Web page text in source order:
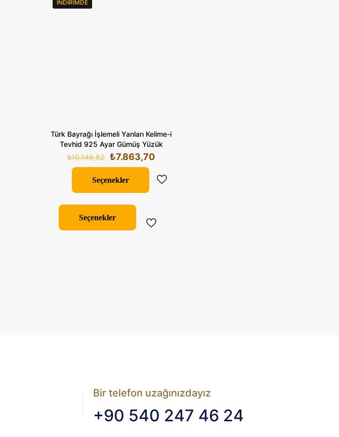
İNDIRIMDE
Türk Bayrağı İşlemeli Yanları Kelime-i
Tevhid 925 Ayar Gümüş Yüzük
₺10.146,82
Orijinal
fiyat:
₺10.146,82.
₺7.863,70Şu
fiyat:
Seçenekler
Seçenekler
birden
Bir telefon uzağınızdayız
+90 540 247 46 24